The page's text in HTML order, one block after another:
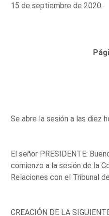
15 de septiembre de 2020.
Se abre la sesión a las diez
El señor PRESIDENTE:
comienzo a la sesión de la
Relaciones con el Tribunal
CREACIÓN DE LA